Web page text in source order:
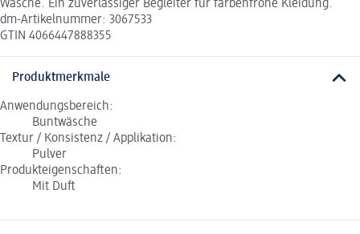
Wäsche. Ein zuverlässiger Begleiter für farbenfrohe Kleidung.
dm-Artikelnummer: 3067533
GTIN 4066447888355
Produktmerkmale
Anwendungsbereich:
Buntwäsche
Textur / Konsistenz / Applikation:
Pulver
Produkteigenschaften:
Mit Duft